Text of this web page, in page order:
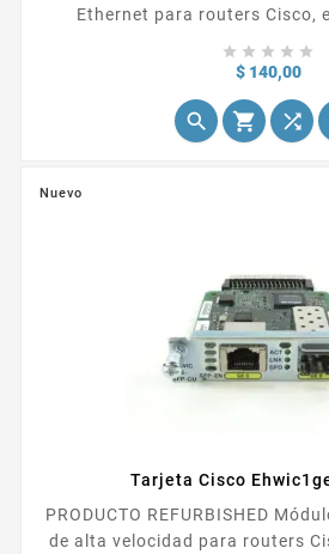
Ethernet para routers Cisco,
diseñado para ser instalado en
Cisco 2800 y 3800. Este
    
$ 140,00
  
Nuevo
Tarjeta Cisco
PRODUCTO REFURBISHED Módulo de interfaz de red
de alta velocidad para routers